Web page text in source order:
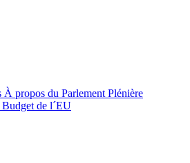
À propos du Parlement Plénière
Budget de l´EU